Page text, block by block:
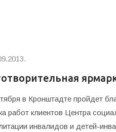
в Кронштадте пройдет
работ клиентов Центра
инвалидов и детей-